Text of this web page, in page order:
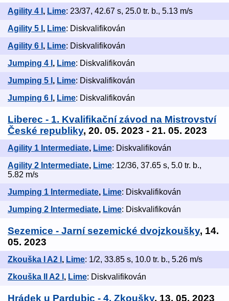
Agility 4 I , Lime: 23/37, 42.67 s, 25.0 tr. b., 5.13 m/s
Agility 5 I , Lime: Diskvalifikován
Agility 6 I , Lime: Diskvalifikován
Jumping 4 I , Lime: Diskvalifikován
Jumping 5 I , Lime: Diskvalifikován
Jumping 6 I , Lime: Diskvalifikován
Liberec - 1. Kvalifikační závod na Mistrovství
České republiky, 20. 05. 2023 - 21. 05. 2023
Agility 1 Intermediate, Lime: Diskvalifikován
Agility 2 Intermediate, Lime: 12/36, 37.65 s, 5.0 tr. b.,
5.82 m/s
Jumping 1 Intermediate, Lime: Diskvalifikován
Jumping 2 Intermediate, Lime: Diskvalifikován
Sezemice - Jarní sezemické dvojzkoušky, 14.
05. 2023
Zkouška I A2 l , Lime: 1/2, 33.85 s, 10.0 tr. b., 5.26 m/s
Zkouška II A2 l , Lime: Diskvalifikován
Hrádek u Pardubic - 4. Zkoušky, 13. 05. 2023